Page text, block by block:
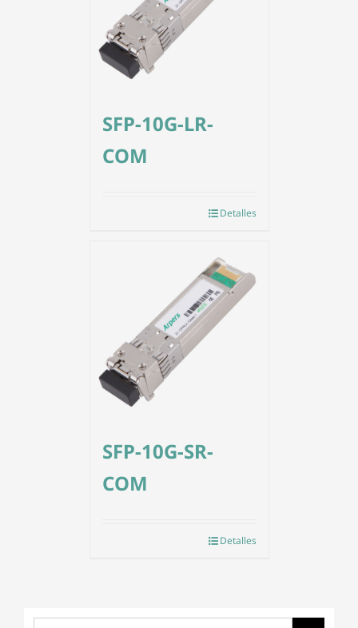
SFP-10G-LR-
COM
Detalles
SFP-10G-SR-
COM
Detalles